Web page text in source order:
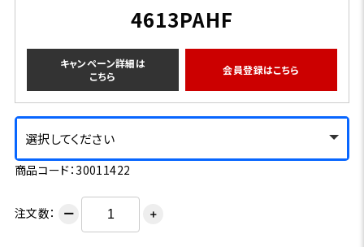
4613PAHF
キャンペーン詳細は
こちら
会員登録はこちら
選択してください
商品コード：30011422
注文数： ー ＋